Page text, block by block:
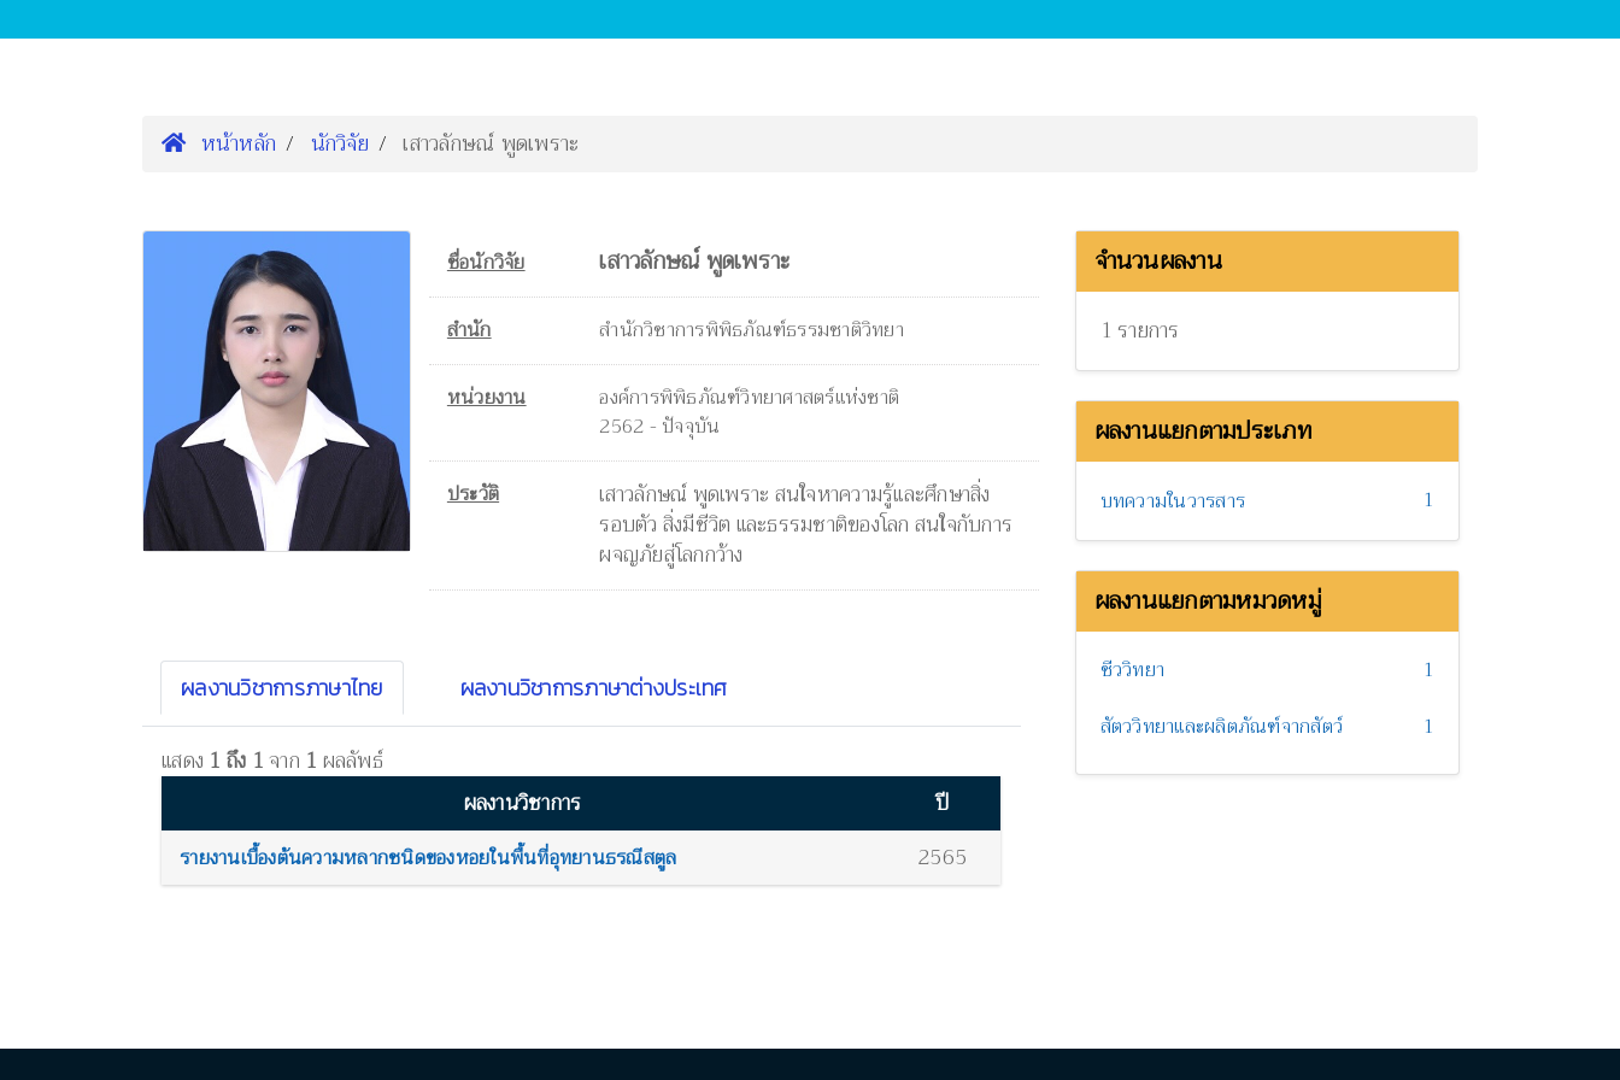
หน้าหลัก นักวิจัย เสาวลักษณ์ พูดเพราะ
ชื่อนักวิจัย เสาวลักษณ์ พูดเพราะ
สำนัก
สำนักวิชาการพิพิธภัณฑ์ธรรมชาติวิทยา
หน่วยงาน
องค์การพิพิธภัณฑ์วิทยาศาสตร์แห่งชาติ
2562 - ปัจจุบัน
ประวัติ
เสาวลักษณ์ พูดเพราะ สนใจหาความรู้และศึกษาสิ่ง
รอบตัว สิ่งมีชีวิต และธรรมชาติของโลก สนใจกับการ
ผจญภัยสู่โลกกว้าง
ผลงานวิชาการภาษาไทย ผลงานวิชาการภาษาต่างประเทศ
แสดง 1 ถึง 1จาก 1 ผลลัพธ์
ผลงานวิชาการ
ปี
รายงานเบื้องต้นความหลากชนิดของหอยในพื้นที่อุทยานธรณีสตูล 2565
จำนวนผลงาน
1 รายการ
ผลงานแยกตามประเภท
บทความในวารสาร 1
ผลงานแยกตามหมวดหมู่
ชีววิทยา
1
สัตววิทยาและผลิตภัณฑ์จากสัตว์
1